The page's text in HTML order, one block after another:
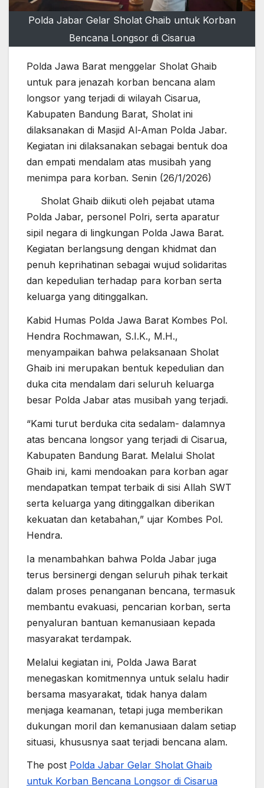
Polda Jabar Gelar Sholat Ghaib untuk Korban
Bencana Longsor di Cisarua
Polda Jawa Barat menggelar Sholat Ghaib
untuk para jenazah korban bencana alam
longsor yang terjadi di wilayah Cisarua,
Kabupaten Bandung Barat, Sholat ini
dilaksanakan di Masjid Al-Aman Polda Jabar.
Kegiatan ini dilaksanakan sebagai bentuk doa
dan empati mendalam atas musibah yang
menimpa para korban. Senin (26/1/2026)
Sholat Ghaib diikuti oleh pejabat utama
Polda Jabar, personel Polri, serta aparatur
sipil negara di lingkungan Polda Jawa Barat.
Kegiatan berlangsung dengan khidmat dan
penuh keprihatinan sebagai wujud solidaritas
dan kepedulian terhadap para korban serta
keluarga yang ditinggalkan.
Kabid Humas Polda Jawa Barat Kombes Pol.
Hendra Rochmawan, S.I.K., M.H.,
menyampaikan bahwa pelaksanaan Sholat
Ghaib ini merupakan bentuk kepedulian dan
duka cita mendalam dari seluruh keluarga
besar Polda Jabar atas musibah yang terjadi.
“Kami turut berduka cita sedalam- dalamnya
atas bencana longsor yang terjadi di Cisarua,
Kabupaten Bandung Barat. Melalui Sholat
Ghaib ini, kami mendoakan para korban agar
mendapatkan tempat terbaik di sisi Allah SWT
serta keluarga yang ditinggalkan diberikan
kekuatan dan ketabahan,” ujar Kombes Pol.
Hendra.
Ia menambahkan bahwa Polda Jabar juga
terus bersinergi dengan seluruh pihak terkait
dalam proses penanganan bencana, termasuk
membantu evakuasi, pencarian korban, serta
penyaluran bantuan kemanusiaan kepada
masyarakat terdampak.
Melalui kegiatan ini, Polda Jawa Barat
menegaskan komitmennya untuk selalu hadir
bersama masyarakat, tidak hanya dalam
menjaga keamanan, tetapi juga memberikan
dukungan moril dan kemanusiaan dalam setiap
situasi, khususnya saat terjadi bencana alam.
The post Polda Jabar Gelar Sholat Ghaib
untuk Korban Bencana Longsor di Cisarua